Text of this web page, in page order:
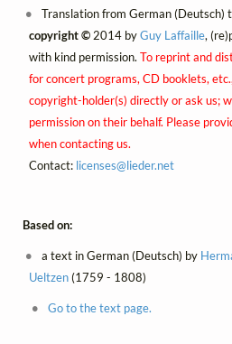
Translation from German (Deutsch)
copyright ©2014 byGuy Laffaille,
with kind permission. To reprint and
for concert programs, CD booklets,
copyright-holder(s) directly or ask us;
permission on their behalf. Please
when contacting us.
Contact: licenses@lieder.net
Based on:
a text in German (Deutsch) by
Ueltzen(1759 - 1808)
Go to the text page.